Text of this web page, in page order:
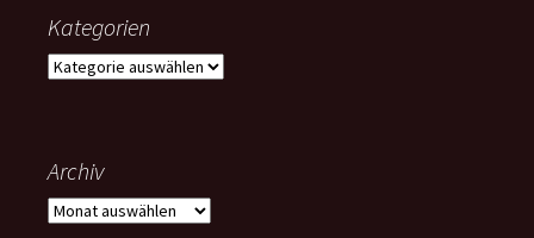
Kategorien
Kategorien
Archiv
Archiv